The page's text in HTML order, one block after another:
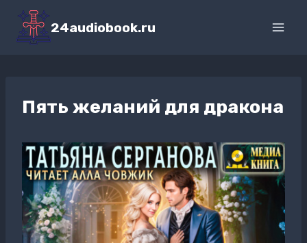
Перейти
содержимому
24audiobook.ru
Пять желаний для дракона